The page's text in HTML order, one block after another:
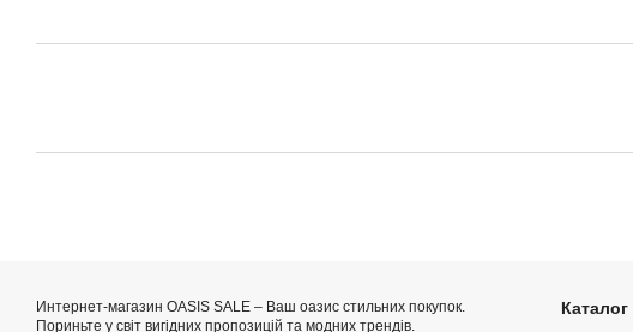
Интернет-магазин OASIS SALE – Ваш оазис стильних покупок.
Пориньте у світ вигідних пропозицій та модних трендів.
Каталог